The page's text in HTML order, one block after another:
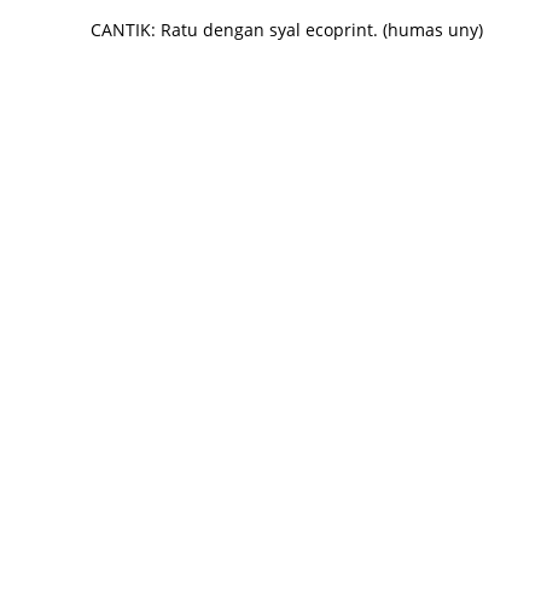
CANTIK: Ratu dengan syal ecoprint. (humas uny)